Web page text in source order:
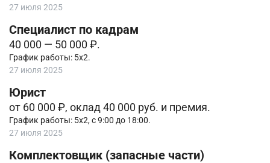
27 июля 2025
Специалист по кадрам
40 000 — 50 000 ₽.
График работы: 5х2.
27 июля 2025
Юрист
от 60 000 ₽, оклад 40 000 руб. и премия.
График работы: 5х2, с 9:00 до 18:00.
27 июля 2025
Комплектовщик (запасные части)